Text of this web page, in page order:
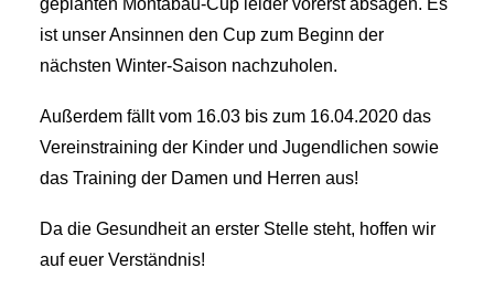
geplanten Montabau-Cup leider vorerst absagen. Es
ist unser Ansinnen den Cup zum Beginn der
nächsten Winter-Saison nachzuholen.
Außerdem fällt vom 16.03 bis zum 16.04.2020 das
Vereinstraining der Kinder und Jugendlichen sowie
das Training der Damen und Herren aus!
Da die Gesundheit an erster Stelle steht, hoffen wir
auf euer Verständnis!